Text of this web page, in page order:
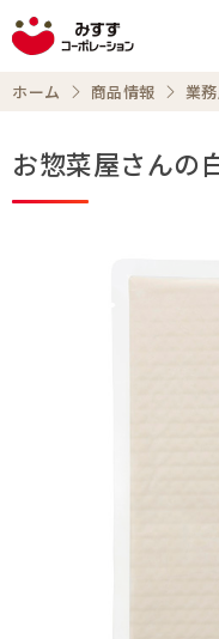
ホーム 商品情報 業
お惣菜屋さんの